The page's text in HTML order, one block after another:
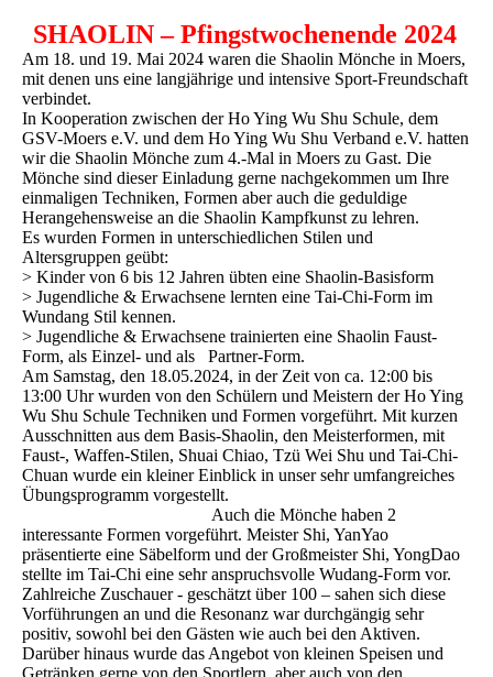
SHAOLIN – Pfingstwochenende 2024
Am 18. und 19. Mai 2024 waren die Shaolin Mönche in Moers,
mit denen uns eine langjährige und intensive Sport-Freundschaft
verbindet.
In Kooperation zwischen der Ho Ying Wu Shu Schule, dem
GSV-Moers e.V. und dem Ho Ying Wu Shu Verband e.V. hatten
wir die Shaolin Mönche zum 4.-Mal in Moers zu Gast. Die
Mönche sind dieser Einladung gerne nachgekommen um Ihre
einmaligen Techniken, Formen aber auch die geduldige
Herangehensweise an die Shaolin Kampfkunst zu lehren.
Es wurden Formen in unterschiedlichen Stilen und
Altersgruppen geübt:
> Kinder von 6 bis 12 Jahren übten eine Shaolin-Basisform
> Jugendliche & Erwachsene lernten eine Tai-Chi-Form im
Wundang Stil kennen.
> Jugendliche & Erwachsene trainierten eine Shaolin Faust-
Form, als Einzel- und als Partner-Form.
Am Samstag, den 18.05.2024, in der Zeit von ca. 12:00 bis
13:00 Uhr wurden von den Schülern und Meistern der Ho Ying
Wu Shu Schule Techniken und Formen vorgeführt. Mit kurzen
Ausschnitten aus dem Basis-Shaolin, den Meisterformen, mit
Faust-, Waffen-Stilen, Shuai Chiao, Tzü Wei Shu und Tai-Chi-
Chuan wurde ein kleiner Einblick in unser sehr umfangreiches
Übungsprogramm vorgestellt.
Auch die Mönche haben 2
interessante Formen vorgeführt. Meister Shi, YanYao
präsentierte eine Säbelform und der Großmeister Shi, YongDao
stellte im Tai-Chi eine sehr anspruchsvolle Wudang-Form vor.
Zahlreiche Zuschauer - geschätzt über 100 – sahen sich diese
Vorführungen an und die Resonanz war durchgängig sehr
positiv, sowohl bei den Gästen wie auch bei den Aktiven.
Darüber hinaus wurde das Angebot von kleinen Speisen und
Getränken gerne von den Sportlern, aber auch von den